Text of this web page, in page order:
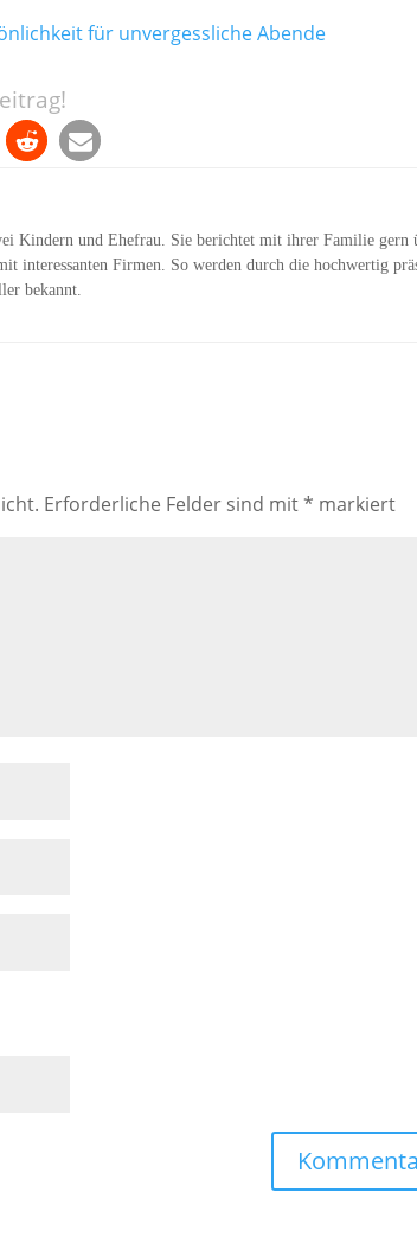
für unvergessliche Abende
Kindern und Ehefrau. Sie berichtet mit ihrer Familie gern
interessanten Firmen. So werden durch die hochwertig
bekannt.
Erforderliche Felder sind mit* markiert